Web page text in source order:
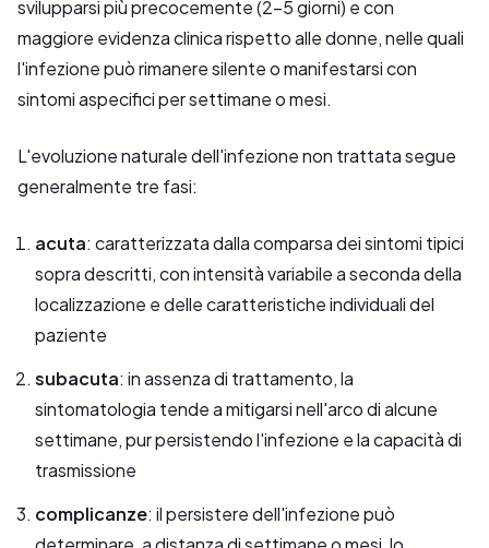
svilupparsi più precocemente (2-5 giorni) e con
maggiore evidenza clinica rispetto alle donne, nelle quali
l'infezione può rimanere silente o manifestarsi con
sintomi aspecifici per settimane o mesi.
L'evoluzione naturale dell'infezione non trattata segue
generalmente tre fasi:
acuta: caratterizzata dalla comparsa dei sintomi tipici
sopra descritti, con intensità variabile a seconda della
localizzazione e delle caratteristiche individuali del
paziente
subacuta: in assenza di trattamento, la
sintomatologia tende a mitigarsi nell'arco di alcune
settimane, pur persistendo l'infezione e la capacità di
trasmissione
complicanze: il persistere dell'infezione può